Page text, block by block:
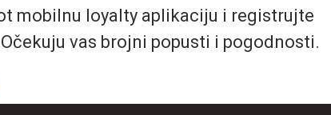
mobilnu loyalty aplikaciju i registrujte
vas brojni popusti i pogodnosti.